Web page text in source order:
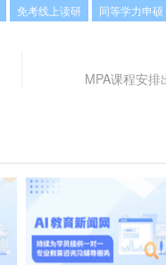
免考线上读研 同等学力申硕
MPA课程安